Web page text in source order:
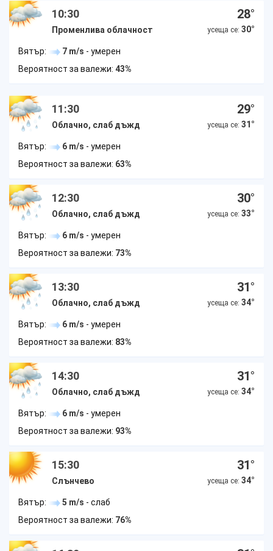
10:30
Променлива облачност
28°
усеща се: 30°
Вятър: 7 m/s - умерен
Вероятност за валежи: 43%
11:30
Облачно, слаб дъжд
29°
усеща се: 31 °
Вятър: 6 m/s - умерен
Вероятност за валежи: 63%
12:30
Облачно, слаб дъжд
30°
усеща се: 33°
Вятър: 6 m/s - умерен
Вероятност за валежи: 73%
13:30
Облачно, слаб дъжд
31°
усеща се: 34°
Вятър: 6 m/s - умерен
Вероятност за валежи: 83%
14:30
Облачно, слаб дъжд
31°
усеща се: 34°
Вятър: 6 m/s - умерен
Вероятност за валежи: 93%
15:30
Слънчево
31°
усеща се: 34°
Вятър: 5 m/s - слаб
Вероятност за валежи: 76%